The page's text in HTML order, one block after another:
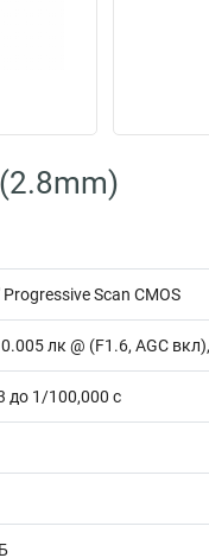
Scan CMOS
лк @ (F1.6, AGC
до 1/100,000 с